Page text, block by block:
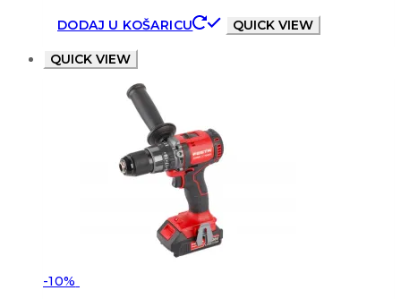
DODAJ U KOŠARICU
QUICK VIEW
QUICK VIEW
-10%